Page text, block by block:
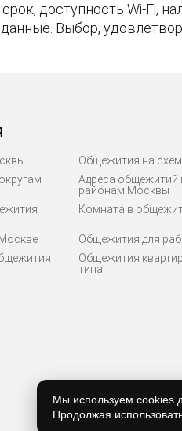
доступность Wi-Fi,
Выбор,
Общежития на
Адреса общежитий
районам Москвы
Комната в
Общежития для
Общежития
типа
Мы используем cookies
Продолжая